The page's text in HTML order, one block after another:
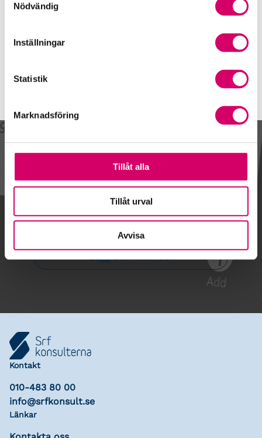
Nödvändig
Inställningar
Statistik
Marknadsföring
Tillåt alla
Tillåt urval
Avvisa
Länghem
www.radgivarna.nu
Kalendarium
Lägg till i kalender
Kontakt
010-483 80 00
info@srfkonsult.se
Länkar